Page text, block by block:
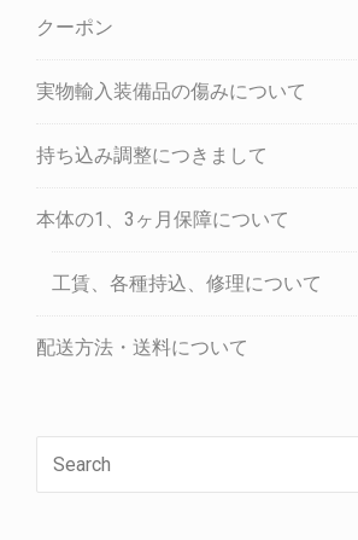
クーポン
実物輸入装備品の傷みについて
持ち込み調整につきまして
本体の1、3ヶ月保障について
工賃、各種持込、修理について
配送方法・送料について